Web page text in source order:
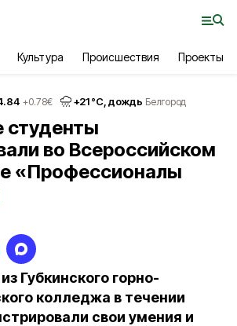
Культура Происшествия Проекты
+0.78€ +21°С, дождь Белгород
студенты
во Всероссийском
«Профессионалы
Губкинского горно-
колледжа в течении
свои умения и